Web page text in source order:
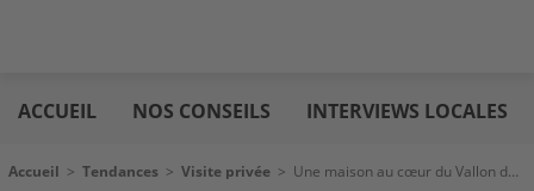
au
contenu
immo
ACCUEIL NOS CONSEILS INTERVIEWS LOCALES
Fil d'Ariane
Accueil > Tendances > Visite privée > Une maison au cœur du Vallon des Auffes, à Marseille